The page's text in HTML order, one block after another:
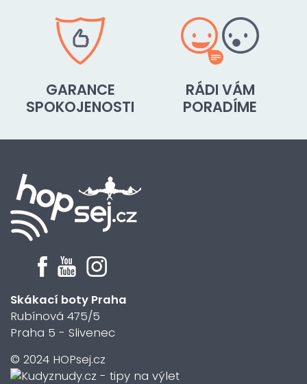
GARANCE
SPOKOJENOSTI
RÁDI VÁM
PORADÍME
Skákací boty Praha
Rubínová 475/5
Praha 5 - Slivenec
© 2024 HOPsej.cz